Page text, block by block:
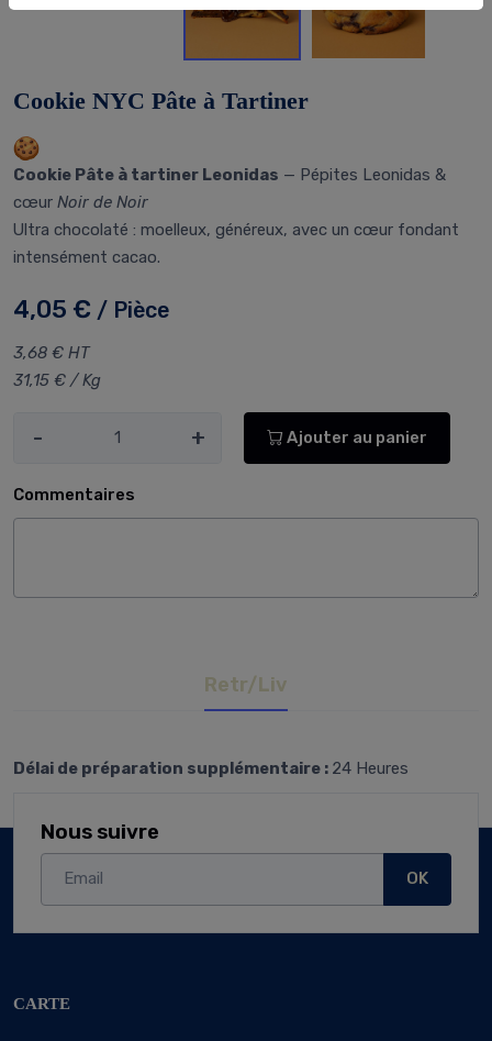
Cookie NYC Pâte à Tartiner
Cookie Pâte à tartiner Leonidas — Pépites Leonidas &
cœur Noir de Noir
Ultra chocolaté : moelleux, généreux, avec un cœur fondant
intensément cacao.
4,05 € / Pièce
3,68 € HT
31,15 € / Kg
- + Ajouter au panier
Commentaires
Retr/Liv
Délai de préparation supplémentaire : 24 Heures
Nous suivre
OK
CARTE